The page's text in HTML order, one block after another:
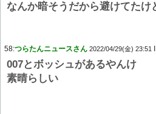
なんか暗そうだから避けてたけ
58:つらたんニュースさん 2022/04/29(金) 23:51
007とボッシュがあるやんけ
素晴らしい